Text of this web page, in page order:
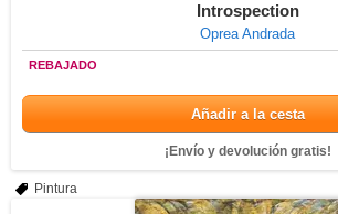
Introspection
Oprea Andrada
REBAJADO
Añadir a la cesta
¡Envío y devolución gratis!
Pintura